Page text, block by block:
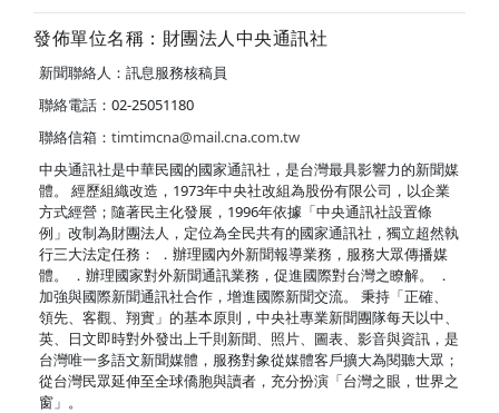
發佈單位名稱：財團法人中央通訊社
新聞聯絡人：訊息服務核稿員
聯絡電話：02-25051180
聯絡信箱： timtimcna@mail.cna.com.tw
中央通訊社是中華民國的國家通訊社，是台灣最具影響力的新聞媒
體。 經歷組織改造，1973年中央社改組為股份有限公司，以企業
方式經營；隨著民主化發展，1996年依據「中央通訊社設置條
例」改制為財團法人，定位為全民共有的國家通訊社，獨立超然執
行三大法定任務： ．辦理國內外新聞報導業務，服務大眾傳播媒
體。 ．辦理國家對外新聞通訊業務，促進國際對台灣之瞭解。 ．
加強與國際新聞通訊社合作，增進國際新聞交流。 秉持「正確、
領先、客觀、翔實」的基本原則，中央社專業新聞團隊每天以中、
英、日文即時對外發出上千則新聞、照片、圖表、影音與資訊，是
台灣唯一多語文新聞媒體，服務對象從媒體客戶擴大為閱聽大眾；
從台灣民眾延伸至全球僑胞與讀者，充分扮演「台灣之眼，世界之
窗」。